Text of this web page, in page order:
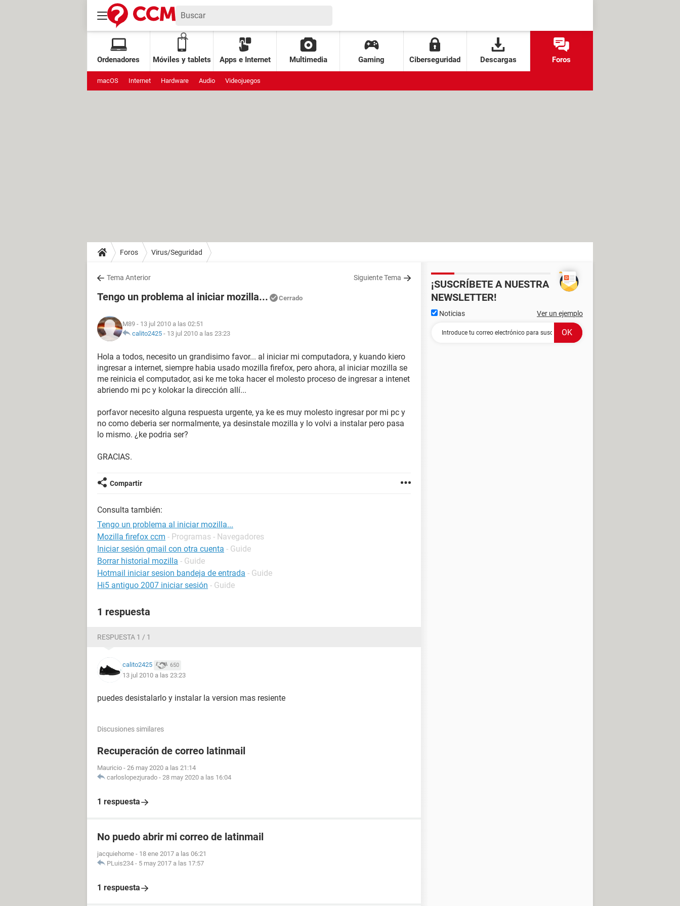
Ordenadores Móviles y tablets Apps e Internet Multimedia Gaming Ciberseguridad Descargas Foros
macOS Internet Hardware Audio Videojuegos
Foros Virus/Seguridad
Tema Anterior Siguiente Tema
Tengo un problema al iniciar mozilla... Cerrado
M89 - 13 jul 2010 a las 02:51
calito2425 - 13 jul 2010 a las 23:23
Hola a todos, necesito un grandisimo favor... al iniciar mi computadora, y kuando kiero
ingresar a internet, siempre habia usado mozilla firefox, pero ahora, al iniciar mozilla se
me reinicia el computador, asi ke me toka hacer el molesto proceso de ingresar a intenet
abriendo mi pc y kolokar la dirección allí...
porfavor necesito alguna respuesta urgente, ya ke es muy molesto ingresar por mi pc y
no como deberia ser normalmente, ya desinstale mozilla y lo volvi a instalar pero pasa
lo mismo. ¿ke podria ser?
GRACIAS.
Compartir
Consulta también:
Tengo un problema al iniciar mozilla...
Mozilla firefox ccm - Programas - Navegadores
Iniciar sesión gmail con otra cuenta - Guide
Borrar historial mozilla - Guide
Hotmail iniciar sesion bandeja de entrada - Guide
Hi5 antiguo 2007 iniciar sesión - Guide
1 respuesta
RESPUESTA 1 / 1
calito2425 650
13 jul 2010 a las 23:23
puedes desistalarlo y instalar la version mas resiente
Discusiones similares
Recuperación de correo latinmail
Mauricio - 26 may 2020 a las 21:14
carloslopezjurado - 28 may 2020 a las 16:04
1 respuesta
No puedo abrir mi correo de latinmail
jacquiehome - 18 ene 2017 a las 06:21
PLuis234 - 5 may 2017 a las 17:57
1 respuesta
¡SUSCRÍBETE A NUESTRA
NEWSLETTER!
Noticias Ver un ejemplo